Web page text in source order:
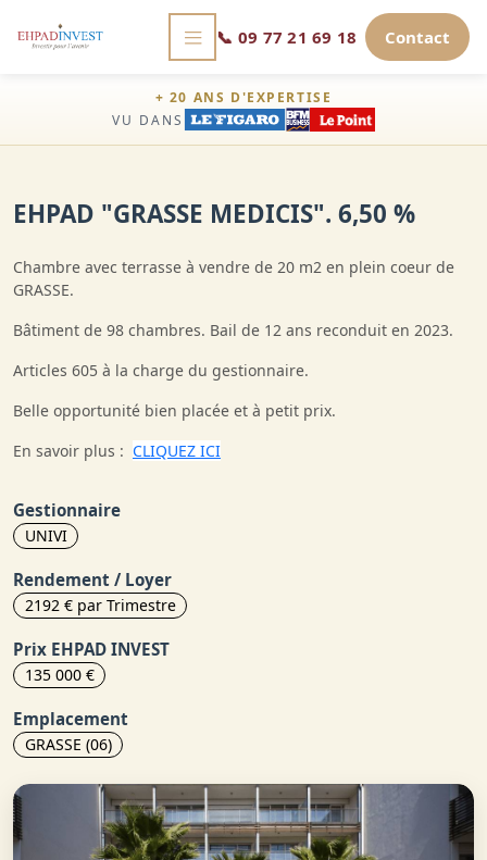
📞 09 77 21 69 18 Contact
+ 20 ANS D'EXPERTISE
VU DANS
EHPAD "GRASSE MEDICIS". 6,50 %
Chambre avec terrasse à vendre de 20 m2 en plein coeur de
GRASSE.
Bâtiment de 98 chambres. Bail de 12 ans reconduit en 2023.
Articles 605 à la charge du gestionnaire.
Belle opportunité bien placée et à petit prix.
En savoir plus : CLIQUEZ ICI
Gestionnaire
UNIVI
Rendement / Loyer
2192 € par Trimestre
Prix EHPAD INVEST
135 000 €
Emplacement
GRASSE (06)